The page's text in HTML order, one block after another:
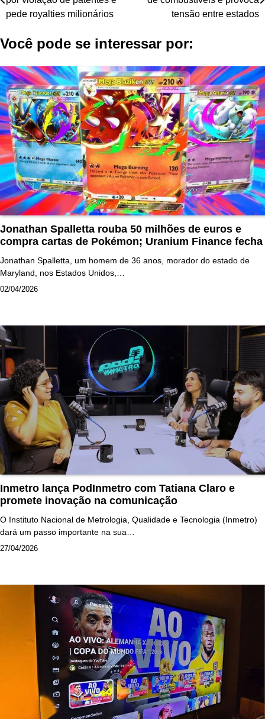
depede royalties milionários
tensão entre estados
Você pode se interessar por:
Jonathan Spalletta rouba 50 milhões de euros e
compra cartas de Pokémon; Uranium Finance fecha
Jonathan Spalletta, um homem de 36 anos, morador do estado de
Maryland, nos Estados Unidos,…
02/04/2026
Inmetro lança PodInmetro com Tatiana Claro e
promete inovação na comunicação
O Instituto Nacional de Metrologia, Qualidade e Tecnologia (Inmetro)
dará um passo importante na sua…
27/04/2026